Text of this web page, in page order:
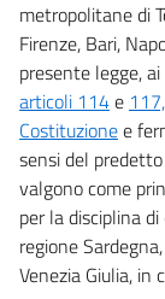
metropolitane di
Firenze, Bari,
presente legge,
articoli 114e
Costituzionee
sensi del
valgono come
per la disciplina
regione
Venezia Giulia,